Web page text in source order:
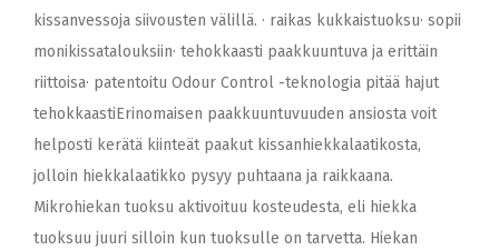
kissanvessoja siivousten välillä. · raikas kukkaistuoksu· sopii
monikissatalouksiin· tehokkaasti paakkuuntuva ja erittäin
riittoisa· patentoitu Odour Control -teknologia pitää hajut
tehokkaastiErinomaisen paakkuuntuvuuden ansiosta voit
helposti kerätä kiinteät paakut kissanhiekkalaatikosta,
jolloin hiekkalaatikko pysyy puhtaana ja raikkaana.
Mikrohiekan tuoksu aktivoituu kosteudesta, eli hiekka
tuoksuu juuri silloin kun tuoksulle on tarvetta. Hiekan